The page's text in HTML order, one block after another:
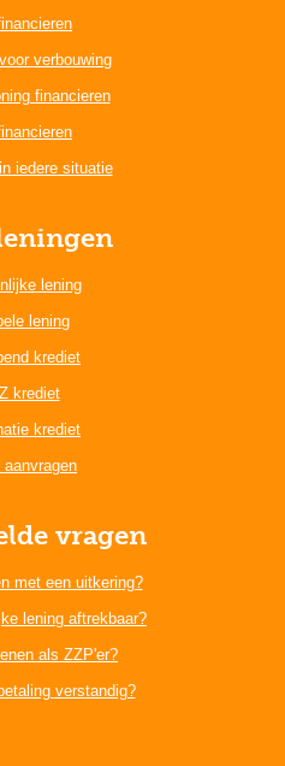
verbouwing
financieren
iedere situatie
lening
lening
krediet
krediet
krediet
aanvragen
vragen
met een uitkering?
lening aftrekbaar?
als ZZP'er?
verstandig?